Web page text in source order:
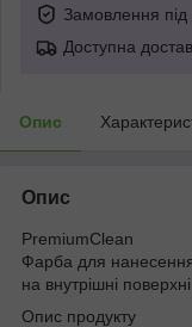
Замовлення під
Доступна
Опис
Опис
PremiumClean
Фарба для нанесення
на внутрішні
Опис продукту